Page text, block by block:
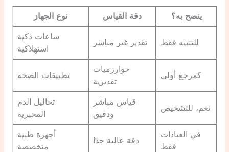
نوع الجهاز دقة القياس ينصح به؟
ساعات ذكية
استهلاكية
تقدير غير مباشر للتنبيه فقط
تطبيقات الصحة
خوارزميات
تقديرية
كمرجع أولي
تحاليل الدم
المخبرية
قياس مباشر
ودقيق
نعم، للتشخيص
أجهزة طبية
متخصصة
دقة عالية جدًا
في العيادات
فقط